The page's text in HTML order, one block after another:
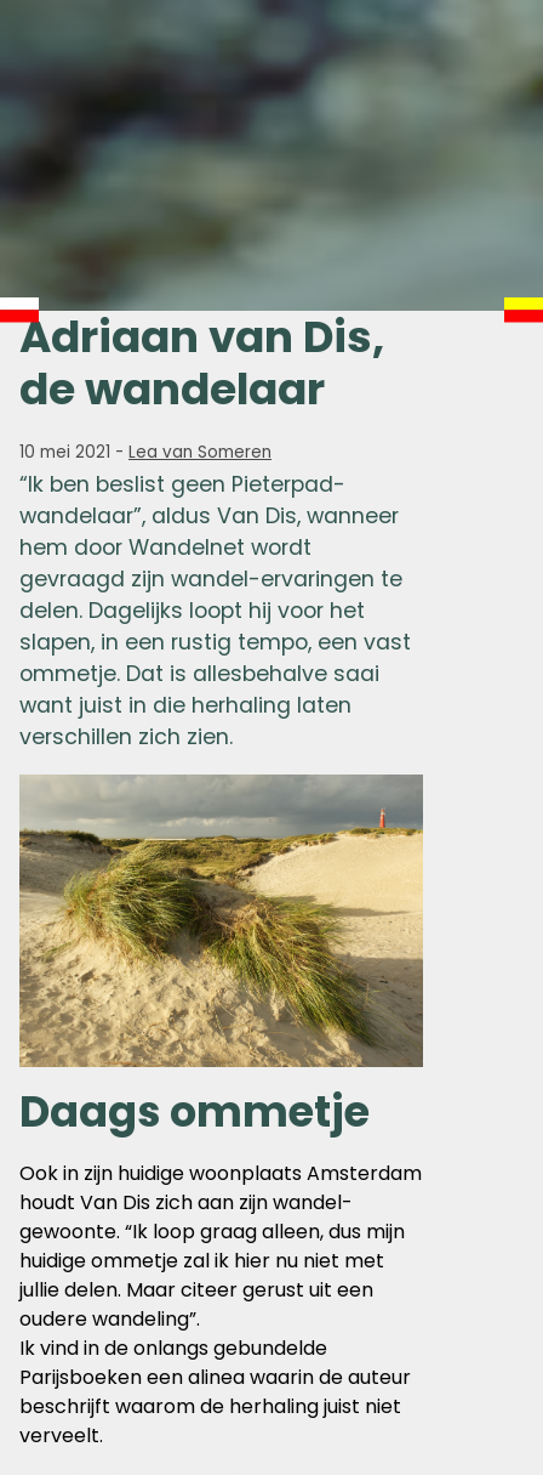
Adriaan van Dis,
de wandelaar
10 mei 2021 - Lea van Someren
“Ik ben beslist geen Pieterpad-
wandelaar”, aldus Van Dis, wanneer
hem door Wandelnet wordt
gevraagd zijn wandel-ervaringen te
delen. Dagelijks loopt hij voor het
slapen, in een rustig tempo, een vast
ommetje. Dat is allesbehalve saai
want juist in die herhaling laten
verschillen zich zien.
Daags ommetje
Ook in zijn huidige woonplaats Amsterdam
houdt Van Dis zich aan zijn wandel-
gewoonte. “Ik loop graag alleen, dus mijn
huidige ommetje zal ik hier nu niet met
jullie delen. Maar citeer gerust uit een
oudere wandeling”.
Ik vind in de onlangs gebundelde
Parijsboeken een alinea waarin de auteur
beschrijft waarom de herhaling juist niet
verveelt.